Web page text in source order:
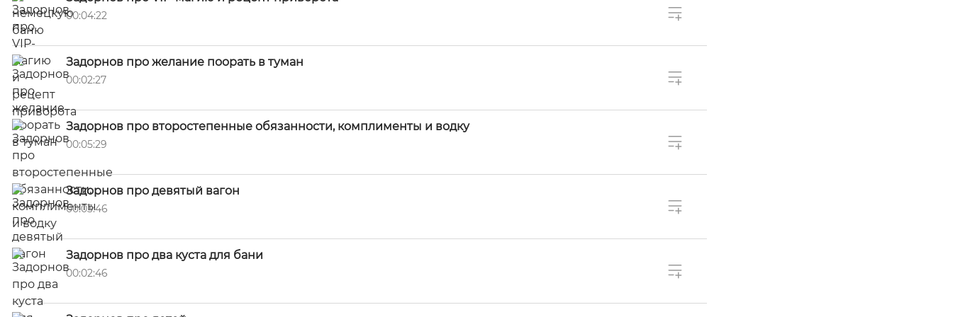
00:04:22
Задорнов про желание поорать в туман
00:02:27
Задорнов про второстепенные обязанности, комплименты и водку
00:05:29
Задорнов про девятый вагон
00:03:46
Задорнов про два куста для бани
00:02:46